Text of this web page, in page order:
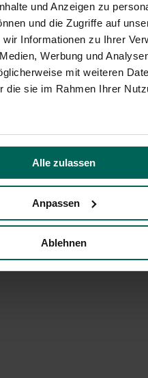
und Anzeigen zu
und die Zugriffe auf
Informationen zu Ihrer
Werbung und
mit weiteren
die sie im Rahmen Ihrer
Alle zulassen
Anpassen
Ablehnen